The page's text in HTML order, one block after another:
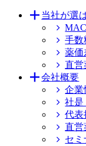
当社が選
手数
薬価
直営
会社概要
企業
社是
代表
直営
セミ